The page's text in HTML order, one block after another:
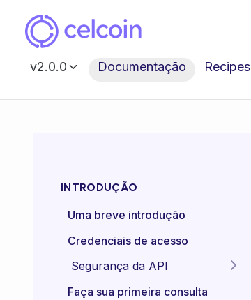
v2.0.0 Documentação Recipes
INTRODUÇÃO
Uma breve introdução
Credenciais de acesso
Segurança da API
Idempotência das APIs
Faça sua primeira consulta